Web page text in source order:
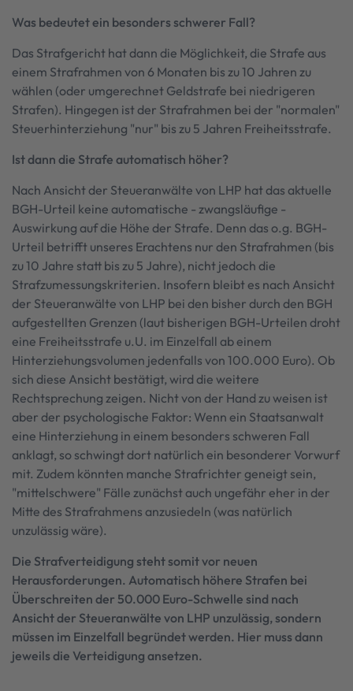
Was bedeutet ein besonders schwerer Fall?
Das Strafgericht hat dann die Möglichkeit, die Strafe aus
einem Strafrahmen von 6 Monaten bis zu 10 Jahren zu
wählen (oder umgerechnet Geldstrafe bei niedrigeren
Strafen). Hingegen ist der Strafrahmen bei der "normalen"
Steuerhinterziehung "nur" bis zu 5 Jahren Freiheitsstrafe.
Ist dann die Strafe automatisch höher?
Nach Ansicht der Steueranwälte von LHP hat das aktuelle
BGH-Urteil keine automatische - zwangsläufige -
Auswirkung auf die Höhe der Strafe. Denn das o.g. BGH-
Urteil betrifft unseres Erachtens nur den Strafrahmen (bis
zu 10 Jahre statt bis zu 5 Jahre), nicht jedoch die
Strafzumessungskriterien. Insofern bleibt es nach Ansicht
der Steueranwälte von LHP bei den bisher durch den BGH
aufgestellten Grenzen (laut bisherigen BGH-Urteilen droht
eine Freiheitsstrafe u.U. im Einzelfall ab einem
Hinterziehungsvolumen jedenfalls von 100.000 Euro). Ob
sich diese Ansicht bestätigt, wird die weitere
Rechtsprechung zeigen. Nicht von der Hand zu weisen ist
aber der psychologische Faktor: Wenn ein Staatsanwalt
eine Hinterziehung in einem besonders schweren Fall
anklagt, so schwingt dort natürlich ein besonderer Vorwurf
mit. Zudem könnten manche Strafrichter geneigt sein,
"mittelschwere" Fälle zunächst auch ungefähr eher in der
Mitte des Strafrahmens anzusiedeln (was natürlich
unzulässig wäre).
Die Strafverteidigung steht somit vor neuen
Herausforderungen. Automatisch höhere Strafen bei
Überschreiten der 50.000 Euro-Schwelle sind nach
Ansicht der Steueranwälte von LHP unzulässig, sondern
müssen im Einzelfall begründet werden. Hier muss dann
jeweils die Verteidigung ansetzen.